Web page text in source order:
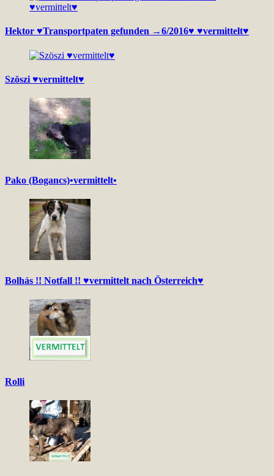
Hektor ♥Transportpaten gefunden →6/2016♥ ♥vermittelt♥
Szöszi ♥vermittelt♥
Pako (Bogancs)•vermittelt•
Bolhás !! Notfall !! ♥vermittelt nach Österreich♥
Rolli